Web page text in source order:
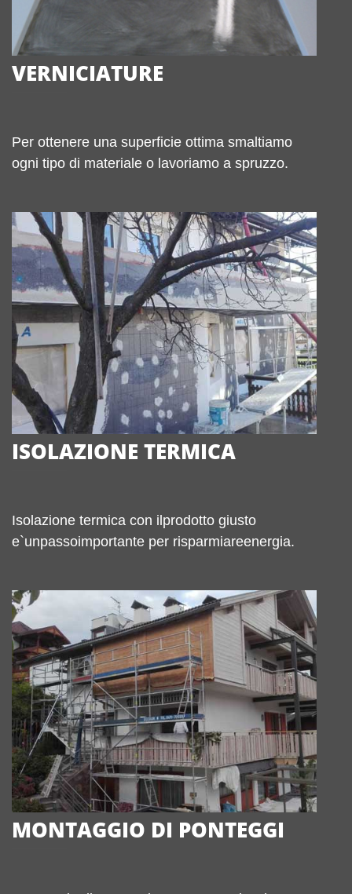
VERNICIATURE
Per ottenere una superficie ottima smaltiamo
ogni tipo di materiale o lavoriamo a spruzzo.
ISOLAZIONE TERMICA
Isolazione termica con ilprodotto giusto
e`unpassoimportante per risparmiareenergia.
MONTAGGIO DI PONTEGGI